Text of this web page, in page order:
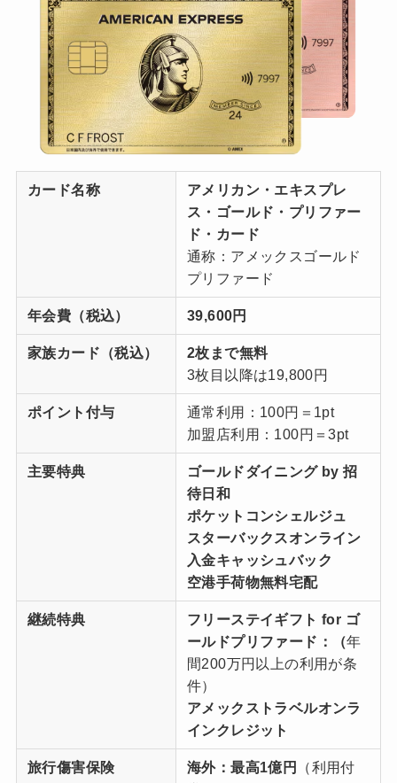
カード名称
アメリカン・エキスプレ
ス・ゴールド・プリファー
ド・カード
通称：アメックスゴールド
プリファード
年会費（税込） 39,600円
家族カード （税込）
2枚まで無料
3枚目以降は19,800円
ポイント付与
通常利用：100円＝1pt
加盟店利用：100円＝3pt
主要特典
ゴールドダイニング by 招
待日和
ポケットコンシェルジュ
スターバックスオンライン
入金キャッシュバック
空港手荷物無料宅配
継続特典
フリーステイギフト for ゴ
ールドプリファード：（年
間200万円以上の利用が条
件）
アメックストラベルオンラ
インクレジット
旅行傷害保険 海外：最高1億円
（利用付